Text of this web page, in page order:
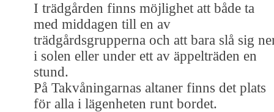
I trädgården finns möjlighet att både ta
med middagen till en av
trädgårdsgrupperna och att bara slå sig
i solen eller under ett av äppelträden en
stund.
På Takvåningarnas altaner finns det plats
för alla i lägenheten runt bordet.